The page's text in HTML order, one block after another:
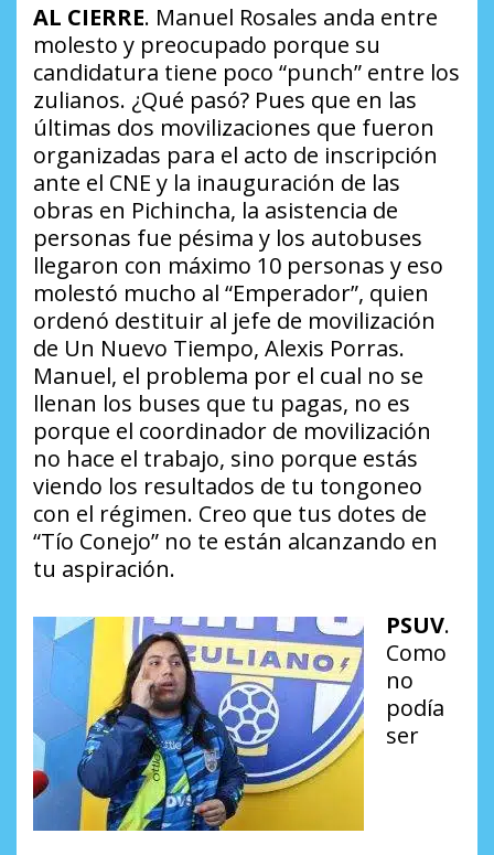
AL CIERRE. Manuel Rosales anda entre
molesto y preocupado porque su
candidatura tiene poco “punch” entre los
zulianos. ¿Qué pasó? Pues que en las
últimas dos movilizaciones que fueron
organizadas para el acto de inscripción
ante el CNE y la inauguración de las
obras en Pichincha, la asistencia de
personas fue pésima y los autobuses
llegaron con máximo 10 personas y eso
molestó mucho al “Emperador”, quien
ordenó destituir al jefe de movilización
de Un Nuevo Tiempo, Alexis Porras.
Manuel, el problema por el cual no se
llenan los buses que tu pagas, no es
porque el coordinador de movilización
no hace el trabajo, sino porque estás
viendo los resultados de tu tongoneo
con el régimen. Creo que tus dotes de
“Tío Conejo” no te están alcanzando en
tu aspiración.
PSUV.
Como
no
podía
ser